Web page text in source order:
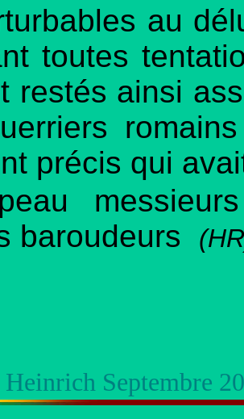
au
toutes
restés ainsi
précis qui
baroudeurs
Septembre